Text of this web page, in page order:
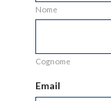
Nome
Cognome
Email